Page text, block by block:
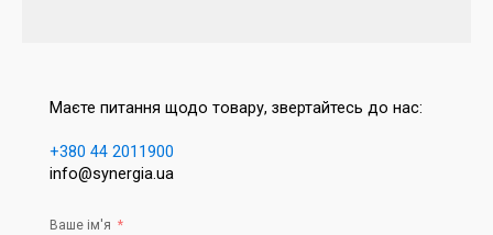
Маєте питання щодо товару, звертайтесь до нас:
+380 44 2011900
info@synergia.ua
Ваше ім'я